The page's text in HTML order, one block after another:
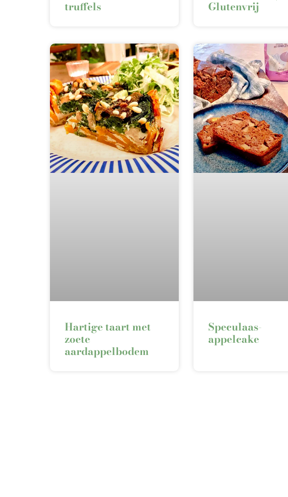
truffels⁠ Glutenvrij
Hartige taart met
zoete
aardappelbodem
Speculaas-
appelcake